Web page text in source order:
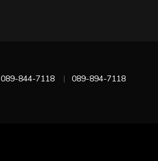
089-844-7118 089-894-7118